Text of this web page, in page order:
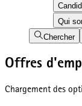
Qui
Chercher
Offres
Chargement des